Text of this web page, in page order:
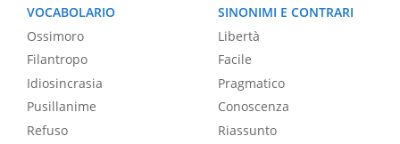
VOCABOLARIO
Ossimoro
Filantropo
Idiosincrasia
Pusillanime
Refuso
SINONIMI E CONTRARI
Libertà
Facile
Pragmatico
Conoscenza
Riassunto